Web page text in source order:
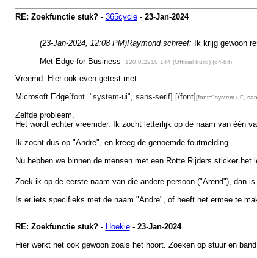
RE: Zoekfunctie stuk?- 365cycle- 23-Jan-2024
(23-Jan-2024, 12:08 PM)Raymond schreef:
Ik krijg gewoon
Met Edge for Business
120.0.2210.144 (Official build) (64-bit)
Vreemd. Hier ook even getest met:
Microsoft Edge[font="system-ui", sans-serif] [/font][font="system-ui",
Zelfde probleem.
Het wordt echter vreemder. Ik zocht letterlijk op de naam van één
Ik zocht dus op "Andre", en kreeg de genoemde foutmelding.
Nu hebben we binnen de mensen met een Rotte Rijders sticker
Zoek ik op de eerste naam van die andere persoon ("Arend"), dan
Is er iets specifieks met de naam "Andre", of heeft het ermee te
RE: Zoekfunctie stuk?- Hoekie- 23-Jan-2024
Hier werkt het ook gewoon zoals het hoort. Zoeken op stuur en